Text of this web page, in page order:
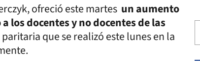
ofreció este martes un aumento
los docentes y no docentes de las
que se realizó este lunes en la